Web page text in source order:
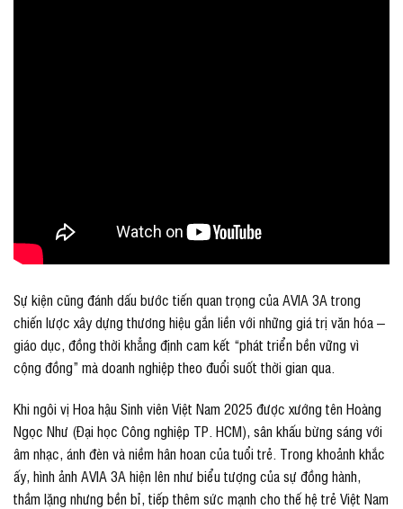
Sự kiện cũng đánh dấu bước tiến quan trọng của AVIA 3A trong
chiến lược xây dựng thương hiệu gắn liền với những giá trị văn hóa –
giáo dục, đồng thời khẳng định cam kết “phát triển bền vững vì
cộng đồng” mà doanh nghiệp theo đuổi suốt thời gian qua.
Khi ngôi vị Hoa hậu Sinh viên Việt Nam 2025 được xướng tên Hoàng
Ngọc Như (Đại học Công nghiệp TP. HCM), sân khấu bừng sáng với
âm nhạc, ánh đèn và niềm hân hoan của tuổi trẻ. Trong khoảnh khắc
ấy, hình ảnh AVIA 3A hiện lên như biểu tượng của sự đồng hành,
thầm lặng nhưng bền bỉ, tiếp thêm sức mạnh cho thế hệ trẻ Việt Nam